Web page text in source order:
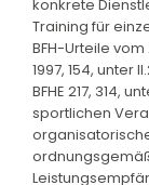
konkrete
Training für
BFH-Urteile vom
1997, 154, unter
BFHE 217, 314,
sportlichen